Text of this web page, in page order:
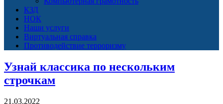
КЗД
НОК
Наши услуги
Виртуальная справка
Противодействие терроризму
Узнай классика по нескольким
строчкам
21.03.2022